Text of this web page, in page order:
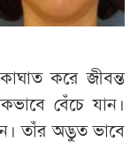
করে জীবন্ত
বেঁচে যান।
তাঁর অদ্ভুত ভাবে